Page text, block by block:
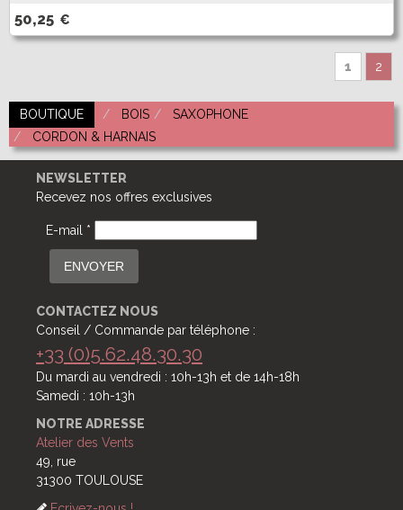
50,25 €
1 2
BOUTIQUE BOIS
SAXOPHONE
CORDON & HARNAIS
NEWSLETTER
Recevez nos offres exclusives
E-mail *
ENVOYER
CONTACTEZ NOUS
Conseil / Commande par téléphone :
+33 (0)5.62.48.30.30
Du mardi au vendredi : 10h-13h et de 14h-18h
Samedi : 10h-13h
NOTRE ADRESSE
Atelier des Vents
49, rue
31300 TOULOUSE